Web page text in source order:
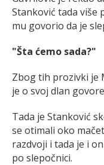
Stanković tada više
mu govorio da je
"Šta ćemo sada?"
Zbog tih prozivki je
je o svoj dlan
Tada je Stanković
se otimali oko
razdvoji i tada je i
po slepočnici.